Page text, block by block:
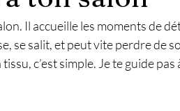
Il accueille les moments de
se salit, et peut vite perdre de
c’est simple. Je te guide